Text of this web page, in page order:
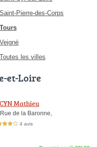
Saint-Pierre-des-Corps
Tours
Veigné
Toutes les villes
et-Loire
Mathieu
de la Baronne,
sur 5 4 avis